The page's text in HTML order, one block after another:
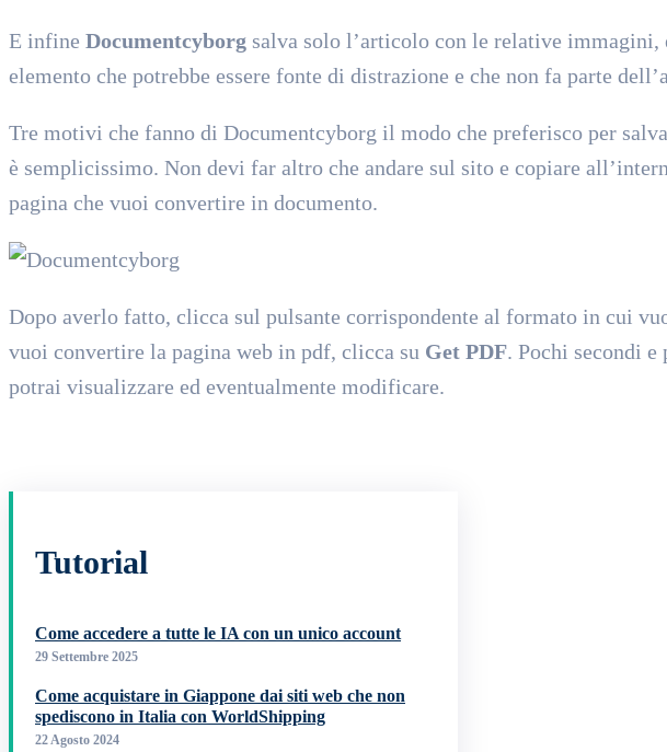
E infine Documentcyborg salva solo l’articolo con le relative
elemento che potrebbe essere fonte di distrazione e che non fa parte
Tre motivi che fanno di Documentcyborg il modo che preferisco per
è semplicissimo. Non devi far altro che andare sul sito e copiare
pagina che vuoi convertire in documento.
Dopo averlo fatto, clicca sul pulsante corrispondente al formato in cui
vuoi convertire la pagina web in pdf, clicca su Get PDF. Pochi secondi
potrai visualizzare ed eventualmente modificare.
Tutorial
Come accedere a tutte le IA con un unico account
29 Settembre 2025
Come acquistare in Giappone dai siti web che non
spediscono in Italia con WorldShipping
22 Agosto 2024